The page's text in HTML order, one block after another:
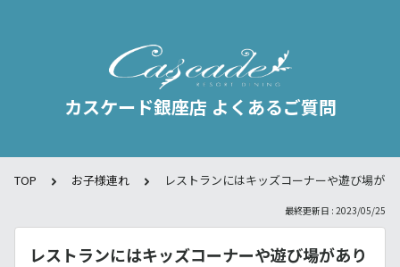
カスケード銀座店 よくあるご質問
TOP お子様連れ レストランにはキッズコーナーや遊び場が
最終更新日 : 2023/05/25
レストランにはキッズコーナーや遊び場があり